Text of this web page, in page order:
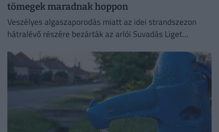
tömegek maradnak hoppon
Veszélyes algaszaporodás miatt az idei strandszezon
hátralévő részére bezárták az arlói Suvadás Liget